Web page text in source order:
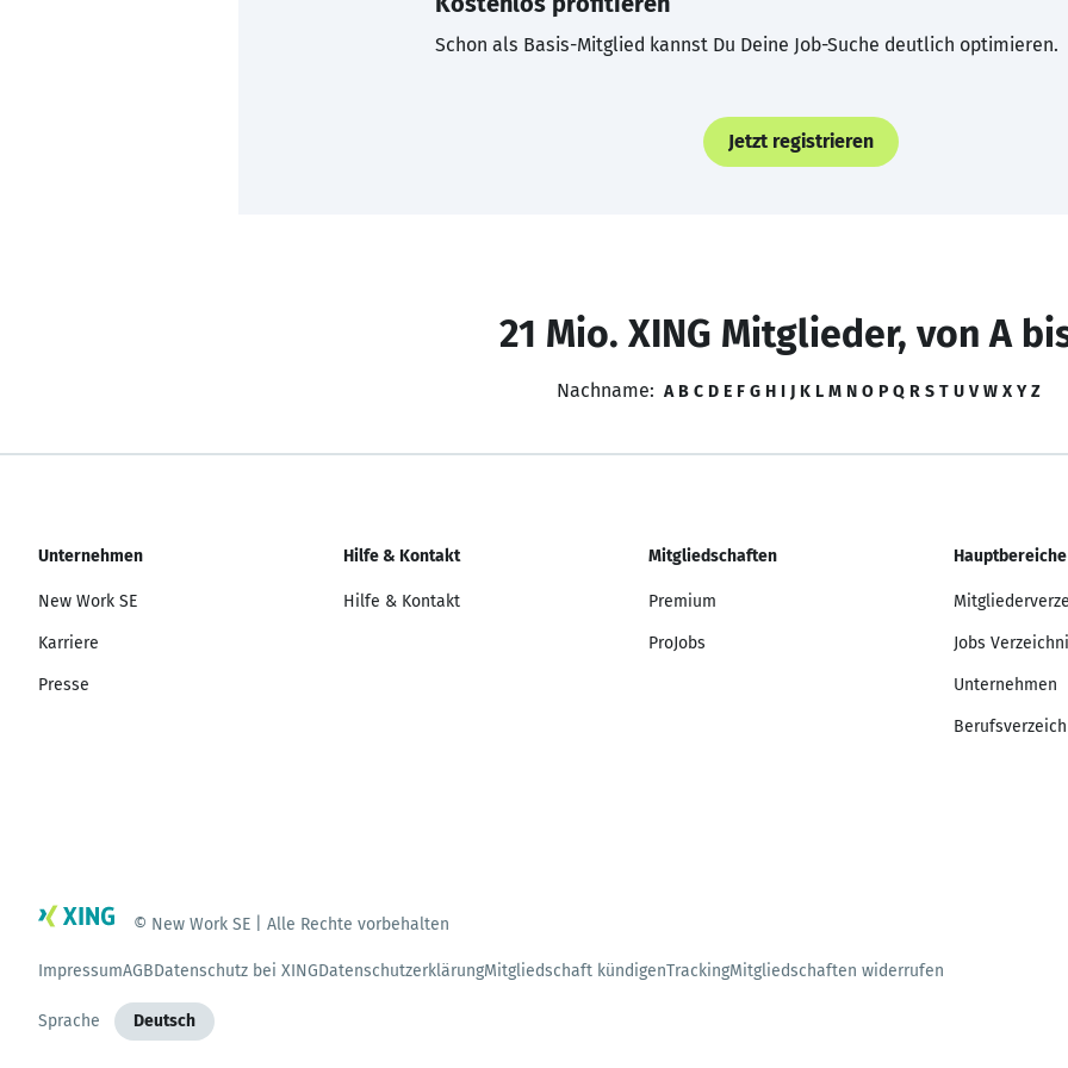
Schon als Basis-Mitglied kannst Du Deine Job-Suche deutlich optimieren.
Jetzt registrieren
21 Mio. XING Mitglieder, von A
Nachname: A B C D E F G H I J K L M N O P Q R S T U V W X Y Z
Unternehmen
New Work SE
Karriere
Presse
Hilfe & Kontakt
Hilfe & Kontakt
Mitgliedschaften
Premium
ProJobs
Hauptbereiche
Jobs
Unternehmen
© New Work SE | Alle Rechte vorbehalten
ImpressumAGBDatenschutz bei XINGDatenschutzerklärungMitgliedschaft kündigenTrackingMitgliedschaften widerrufen
Sprache Deutsch